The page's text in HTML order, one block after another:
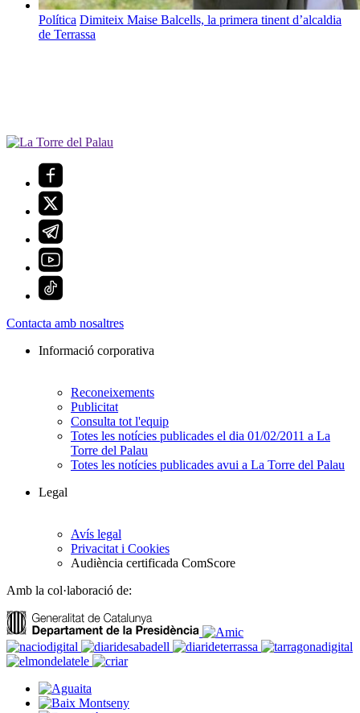
Política Dimiteix Maise Balcells, la primera tinent d’alcaldia
de Terrassa
Contacta amb nosaltres
Informació corporativa
Reconeixements
Publicitat
Consulta tot l'equip
Totes les notícies publicades el dia 01/02/2011 a La
Torre del Palau
Totes les notícies publicades avui a La Torre del Palau
Legal
Avís legal
Privacitat i Cookies
Audiència certificada ComScore
Amb la col·laboració de: